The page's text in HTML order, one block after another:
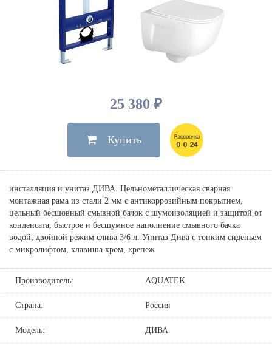
Для ванны
настенные для раковины
принадлежности
Гигиенические наборы
Душевые лейки, шланги
Встроенный верхний душ
Встроенные смесители для душа
Внутренние части
Электрические
Комплектующие
Мыльницы
Стаканы
Полотенцедержатели
Инсталляции, клавиши
Для унитазов
Для раковин, биде, писсуаров
Клавиши смыва
Светильники
Золото, бронза
25 380 ₽
Купить
инсталляция и унитаз ДИВА. Цельнометаллическая сварная
монтажная рама из стали 2 мм с антикоррозийным покрытием,
цельный бесшовный смывной бачок с шумоизоляцией и защитой от
конденсата, быстрое и бесшумное наполнение смывного бачка
водой, двойной режим слива 3/6 л. Унитаз Дива с тонким сиденьем
с микролифтом, клавиша хром, крепеж
Производитель: AQUATEK
Страна: Россия
Модель: ДИВА